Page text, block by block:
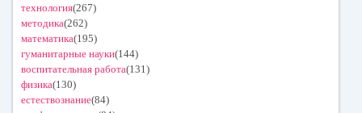
технология(267)
методика(262)
математика(195)
гуманитарные науки(144)
воспитательная работа(131)
физика(130)
естествознание(84)